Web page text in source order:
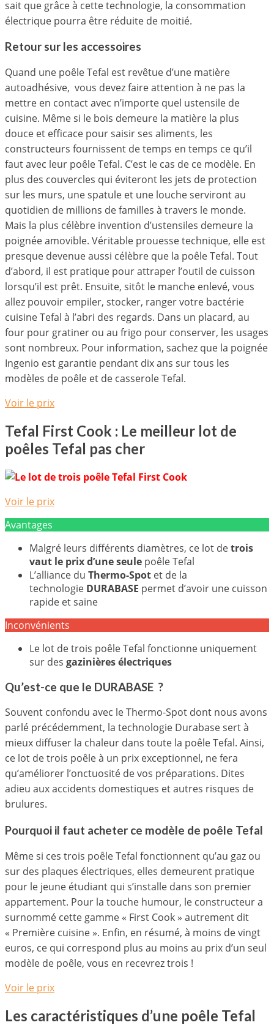
sait que grâce à cette technologie, la consommation
électrique pourra être réduite de moitié.
Retour sur les accessoires
Quand une poêle Tefal est revêtue d’une matière
autoadhésive, vous devez faire attention à ne pas la
mettre en contact avec n’importe quel ustensile de
cuisine. Même si le bois demeure la matière la plus
douce et efficace pour saisir ses aliments, les
constructeurs fournissent de temps en temps ce qu’il
faut avec leur poêle Tefal. C’est le cas de ce modèle. En
plus des couvercles qui éviteront les jets de protection
sur les murs, une spatule et une louche serviront au
quotidien de millions de familles à travers le monde.
Mais la plus célèbre invention d’ustensiles demeure la
poignée amovible. Véritable prouesse technique, elle est
presque devenue aussi célèbre que la poêle Tefal. Tout
d’abord, il est pratique pour attraper l’outil de cuisson
lorsqu’il est prêt. Ensuite, sitôt le manche enlevé, vous
allez pouvoir empiler, stocker, ranger votre bactérie
cuisine Tefal à l’abri des regards. Dans un placard, au
four pour gratiner ou au frigo pour conserver, les usages
sont nombreux. Pour information, sachez que la poignée
Ingenio est garantie pendant dix ans sur tous les
modèles de poêle et de casserole Tefal.
Voir le prix
Tefal First Cook : Le meilleur lot de
poêles Tefal pas cher
Voir le prix
Avantages
Malgré leurs différents diamètres, ce lot detrois
vaut le prix d’une seule poêle Tefal
L’alliance du Thermo-Spot et de la
technologie DURABASE permet d’avoir une cuisson
rapide et saine
Inconvénients
Le lot de trois poêle Tefal fonctionne uniquement
sur des gazinières électriques
Qu’est-ce que le DURABASE ?
Souvent confondu avec le Thermo-Spot dont nous avons
parlé précédemment, la technologie Durabase sert à
mieux diffuser la chaleur dans toute la poêle Tefal. Ainsi,
ce lot de trois poêle à un prix exceptionnel, ne fera
qu’améliorer l’onctuosité de vos préparations. Dites
adieu aux accidents domestiques et autres risques de
brulures.
Pourquoi il faut acheter ce modèle de poêle Tefal
Même si ces trois poêle Tefal fonctionnent qu’au gaz ou
sur des plaques électriques, elles demeurent pratique
pour le jeune étudiant qui s’installe dans son premier
appartement. Pour la touche humour, le constructeur a
surnommé cette gamme « First Cook » autrement dit
« Première cuisine ». Enfin, en résumé, à moins de vingt
euros, ce qui correspond plus au moins au prix d’un seul
modèle de poêle, vous en recevrez trois !
Voir le prix
Les caractéristiques d’une poêle Tefal